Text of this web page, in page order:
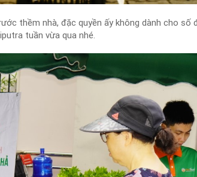
thềm nhà, đặc quyền ấy không dành cho số
tuần vừa qua nhé.